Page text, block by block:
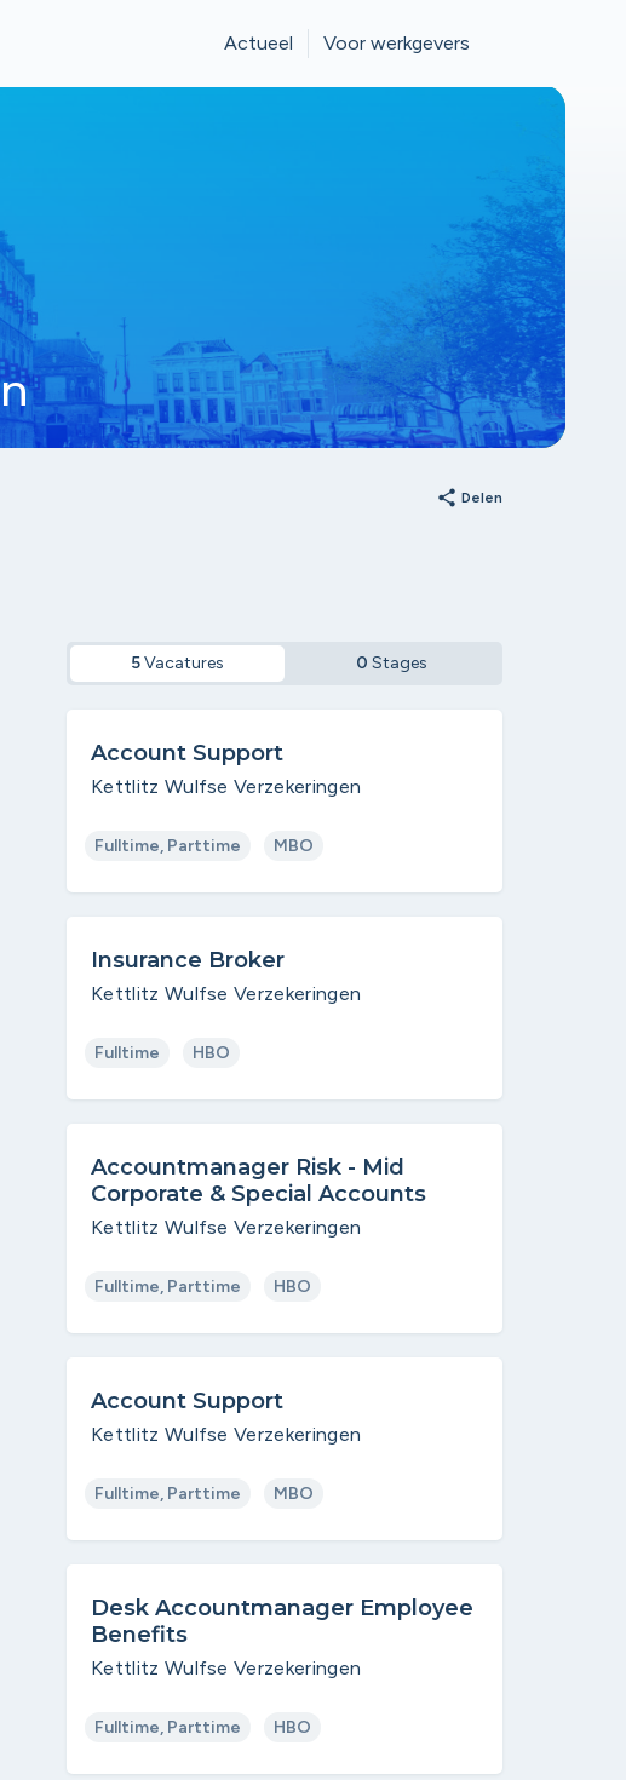
Actueel Voor werkgevers
share Delen
5Vacatures 0 Stages
Account Support
Kettlitz Wulfse Verzekeringen
Fulltime, Parttime MBO
Insurance Broker
Kettlitz Wulfse Verzekeringen
Fulltime HBO
Accountmanager Risk - Mid
Corporate & Special Accounts
Kettlitz Wulfse Verzekeringen
Fulltime, Parttime HBO
Account Support
Kettlitz Wulfse Verzekeringen
Fulltime, Parttime MBO
Desk Accountmanager Employee
Benefits
Kettlitz Wulfse Verzekeringen
Fulltime, Parttime HBO